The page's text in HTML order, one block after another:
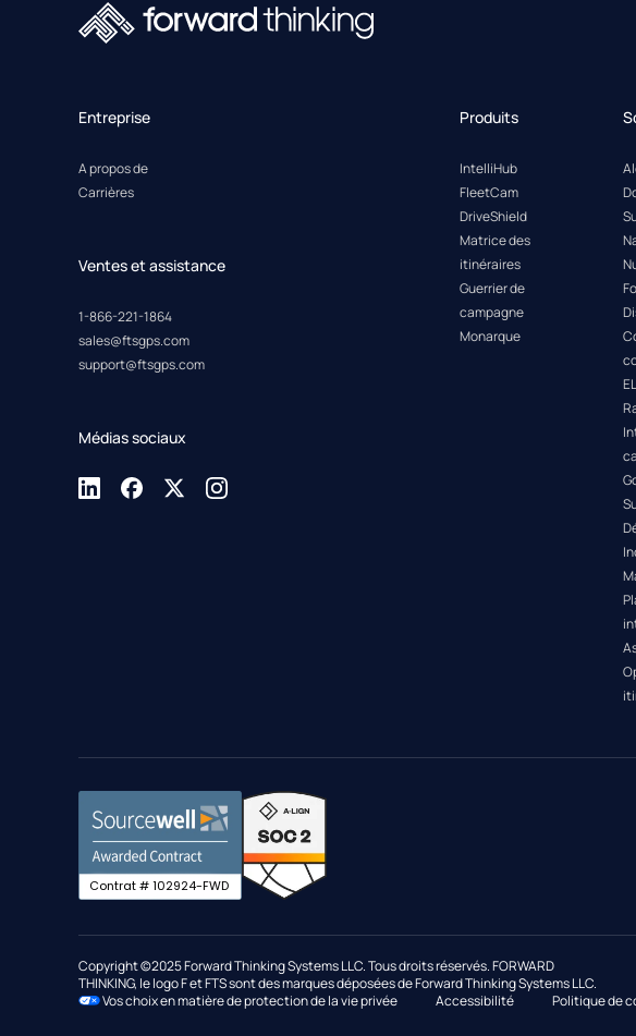
Entreprise
A propos de
Carrières
Ventes et assistance
1-866-221-1864
sales@ftsgps.com
support@ftsgps.com
Médias sociaux
Produits
IntelliHub
FleetCam
DriveShield
Matrice des
itinéraires
Guerrier de
campagne
Monarque
Contrat # 102924-FWD
Copyright ©2025 Forward Thinking Systems LLC. Tous droits réservés. FORWARD
THINKING, le logo F et FTS sont des marques déposées de Forward Thinking Systems LLC.
Vos choix en matière de protection de la vie privée
Accessibilité Politique de